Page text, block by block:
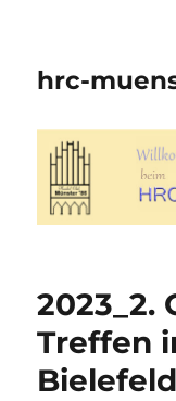
hrc-
2023_2.
Treffen
Bielefeld